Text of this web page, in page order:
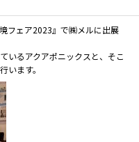
フェア2023』で㈱メルに出展
いるアクアポニックスと、そこ
います。